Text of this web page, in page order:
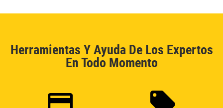
Herramientas Y Ayuda De Los Expertos
En Todo Momento